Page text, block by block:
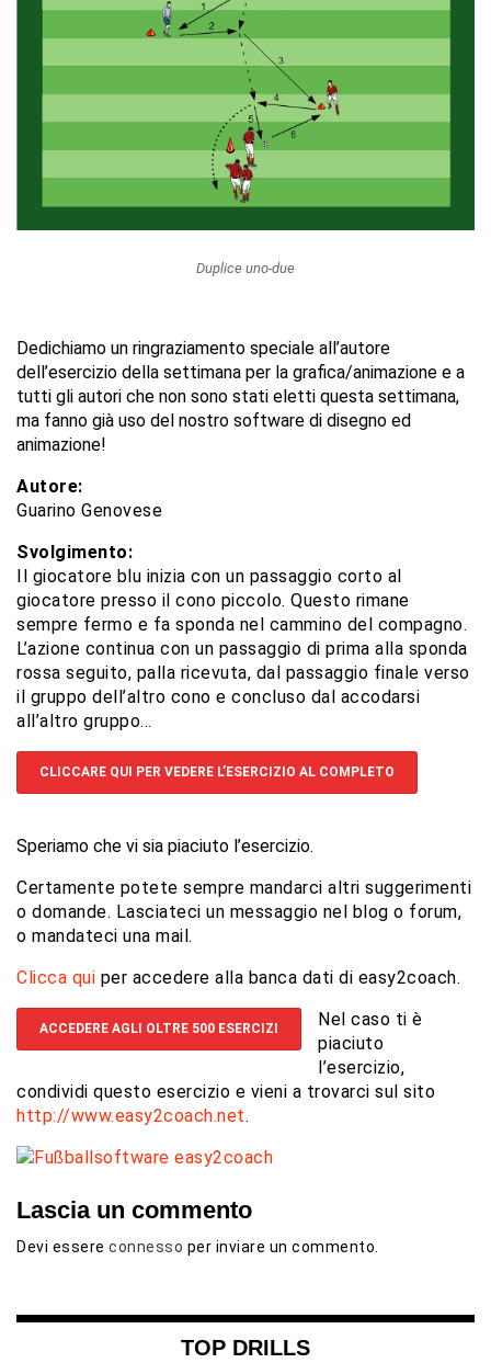
Duplice uno-due
Dedichiamo un ringraziamento speciale all’autore
dell’esercizio della settimana per la grafica/animazione e a
tutti gli autori che non sono stati eletti questa settimana,
ma fanno già uso del nostro software di disegno ed
animazione!
Autore:
Guarino Genovese
Svolgimento:
Il giocatore blu inizia con un passaggio corto al
giocatore presso il cono piccolo. Questo rimane
sempre fermo e fa sponda nel cammino del compagno.
L’azione continua con un passaggio di prima alla sponda
rossa seguito, palla ricevuta, dal passaggio finale verso
il gruppo dell’altro cono e concluso dal accodarsi
all’altro gruppo…
CLICCARE QUI PER VEDERE L’ESERCIZIO AL COMPLETO
Speriamo che vi sia piaciuto l’esercizio.
Certamente potete sempre mandarci altri suggerimenti
o domande. Lasciateci un messaggio nel blog o forum,
o mandateci una mail.
Clicca qui per accedere alla banca dati di easy2coach.
ACCEDERE AGLI OLTRE 500 ESERCIZI
Nel caso ti è
piaciuto
l’esercizio,
condividi questo esercizio e vieni a trovarci sul sito
http://www.easy2coach.net.
Lascia un commento
Devi essere connesso per inviare un commento.
TOP DRILLS